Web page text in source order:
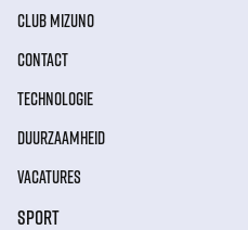
CLUB MIZUNO
CONTACT
TECHNOLOGIE
DUURZAAMHEID
VACATURES
SPORT